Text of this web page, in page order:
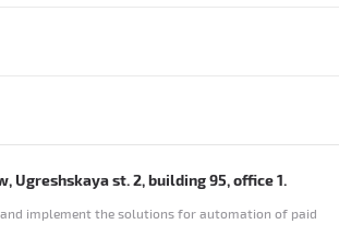
Ugreshskaya st. 2, building 95, office 1.
and implement the solutions for automation of paid